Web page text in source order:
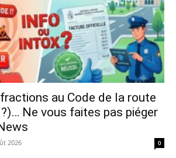
au Code de la route
Ne vous faites pas piéger
2026 0